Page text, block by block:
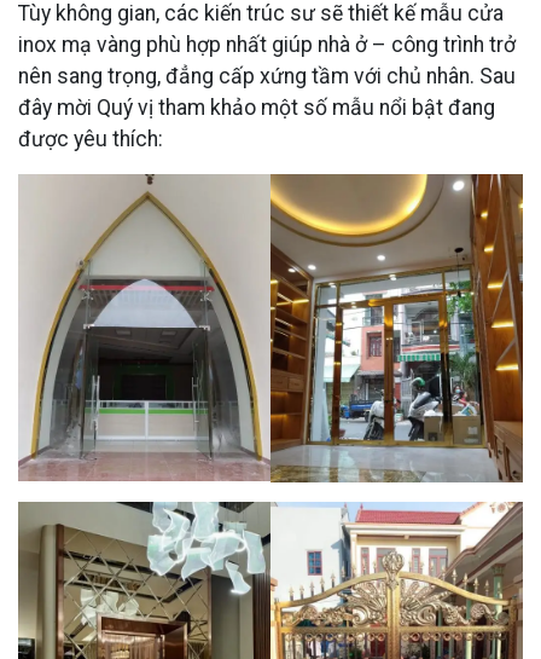
Tùy không gian, các kiến trúc sư sẽ thiết kế mẫu cửa
inox mạ vàng phù hợp nhất giúp nhà ở – công trình trở
nên sang trọng, đẳng cấp xứng tầm với chủ nhân. Sau
đây mời Quý vị tham khảo một số mẫu nổi bật đang
được yêu thích: